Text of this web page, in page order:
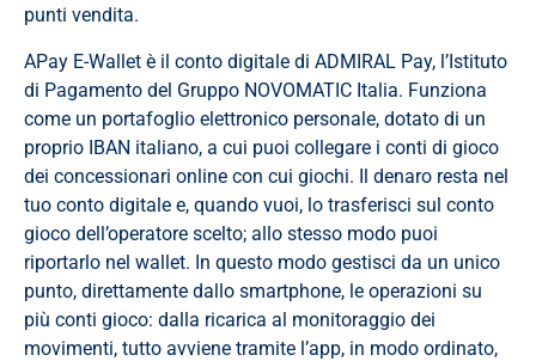
punti vendita.
APay E-Wallet è il conto digitale di ADMIRAL Pay, l’Istituto
di Pagamento del Gruppo NOVOMATIC Italia. Funziona
come un portafoglio elettronico personale, dotato di un
proprio IBAN italiano, a cui puoi collegare i conti di gioco
dei concessionari online con cui giochi. Il denaro resta nel
tuo conto digitale e, quando vuoi, lo trasferisci sul conto
gioco dell’operatore scelto; allo stesso modo puoi
riportarlo nel wallet. In questo modo gestisci da un unico
punto, direttamente dallo smartphone, le operazioni su
più conti gioco: dalla ricarica al monitoraggio dei
movimenti, tutto avviene tramite l’app, in modo ordinato,